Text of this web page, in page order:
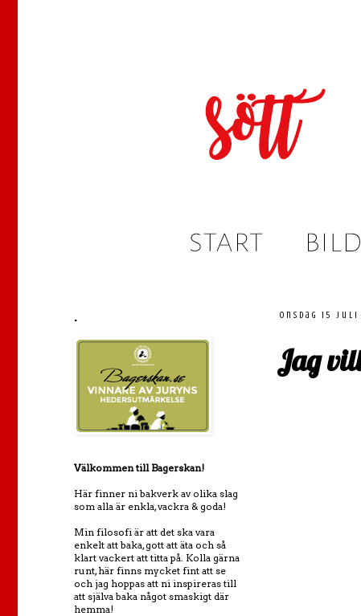
onsdag 15 juli
Jag
.
Välkommen till Bagerskan!
Här finner ni bakverk av olika slag
som alla är enkla, vackra & goda!
Min filosofi är att det ska vara
enkelt att baka, gott att äta och så
klart vackert att titta på. Kolla gärna
runt, här finns mycket fint att se
och jag hoppas att ni inspireras till
att själva baka något smaskigt där
hemma!